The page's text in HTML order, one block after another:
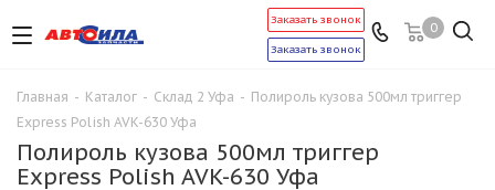
0
Заказать звонок
Заказать звонок
Главная - Каталог - Склад 2 Уфа - Полироль кузова 500мл триггер
Express Polish AVK-630 Уфа
Полироль кузова 500мл триггер
Express Polish AVK-630 Уфа